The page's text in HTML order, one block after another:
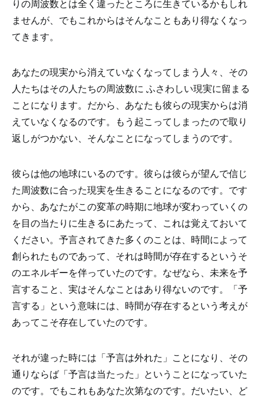
りの周波数とは全く違ったところに生きているかもしれ
ませんが、でもこれからはそんなこともあり得なくなっ
てきます。
あなたの現実から消えていなくなってしまう人々、その
人たちはその人たちの周波数に ふさわしい現実に留まる
ことになります。だから、あなたも彼らの現実からは消
えていなくなるのです。もう起こってしまったので取り
返しがつかない、そんなことになってしまうのです。
彼らは他の地球にいるのです。彼らは彼らが望んで信じ
た周波数に合った現実を生きることになるのです。です
から、あなたがこの変革の時期に地球が変わっていくの
を目の当たりに生きるにあたって、これは覚えておいて
ください。予言されてきた多くのことは、時間によって
創られたものであって、それは時間が存在するというそ
のエネルギーを伴っていたのです。なぜなら、未来を予
言すること、実はそんなことはあり得ないのです。「予
言する」という意味には、時間が存在するという考えが
あってこそ存在していたのです。
それが違った時には「予言は外れた」ことになり、その
通りならば「予言は当たった」ということになっていた
のです。でもこれもあなた次第なのです。だいたい、ど